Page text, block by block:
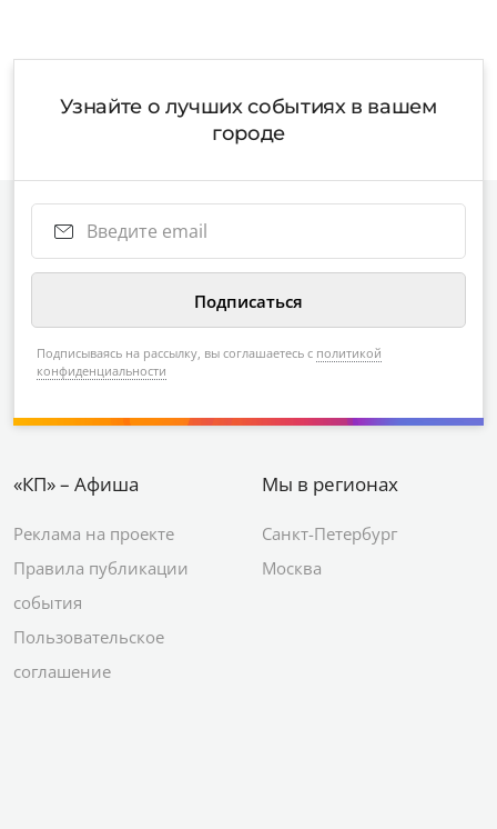
Узнайте о лучших событиях в вашем
городе
Подписываясь на рассылку, вы соглашаетесь с политикой
конфиденциальности
«КП» – Афиша
Реклама на проекте
Правила публикации
события
Пользовательское
соглашение
Мы в регионах
Санкт-Петербург
Москва